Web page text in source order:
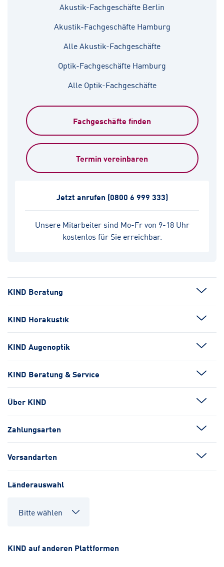
Akustik-Fachgeschäfte Berlin
Akustik-Fachgeschäfte Hamburg
Alle Akustik-Fachgeschäfte
Optik-Fachgeschäfte Hamburg
Alle Optik-Fachgeschäfte
Fachgeschäfte finden
Termin vereinbaren
Unsere Mitarbeiter sind Mo-Fr von 9-18 Uhr
kostenlos für Sie erreichbar.
Jetzt anrufen (0800 6 999 333)
KIND Beratung
KIND Hörakustik
KIND Augenoptik
KIND Beratung & Service
Über KIND
Zahlungsarten
Versandarten
Länderauswahl
KIND auf anderen Plattformen